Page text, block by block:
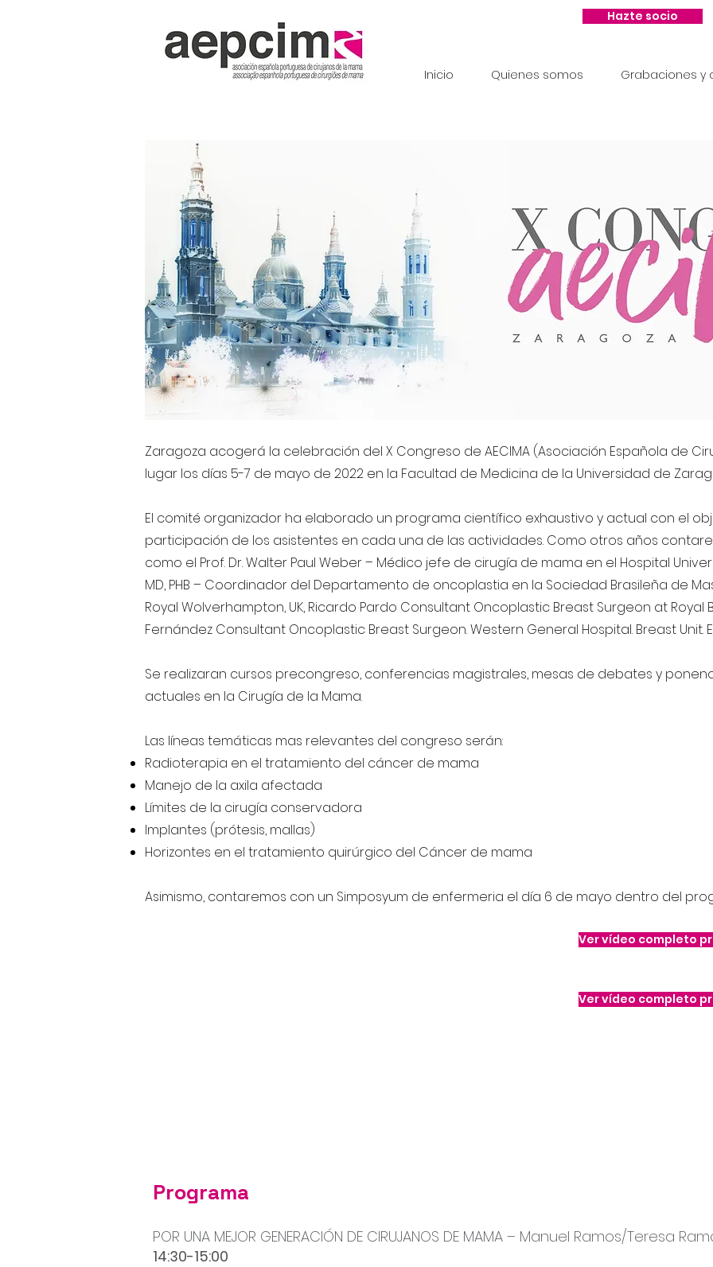
Hazte socio
Inicio Quienes somos Grabaciones y
Zaragoza acogerá la celebración del X Congreso de AECIMA (Asociación Española de
lugar los días 5-7 de mayo de 2022 en la Facultad de Medicina de la Universidad de
El comité organizador ha elaborado un programa científico exhaustivo y actual con el
participación de los asistentes en cada una de las actividades. Como otros años
como el Prof. Dr. Walter Paul Weber – Médico jefe de cirugía de mama en el Hospital
MD, PHB – Coordinador del Departamento de oncoplastia en la Sociedad Brasileña de
Royal Wolverhampton, UK, Ricardo Pardo Consultant Oncoplastic Breast Surgeon at Royal
Fernández Consultant Oncoplastic Breast Surgeon. Western General Hospital. Breast Unit.
Se realizaran cursos precongreso, conferencias magistrales, mesas de debates y
actuales en la Cirugía de la Mama.
Las líneas temáticas mas relevantes del congreso serán:
Radioterapia en el tratamiento del cáncer de mama
Manejo de la axila afectada
Límites de la cirugía conservadora
Implantes (prótesis, mallas)
Horizontes en el tratamiento quirúrgico del Cáncer de mama
Asimismo, contaremos con un Simposyum de enfermeria el día 6 de mayo dentro del
Ver vídeo completo
Ver vídeo completo
Programa
POR UNA MEJOR GENERACIÓN DE CIRUJANOS DE MAMA – Manuel Ramos/Teresa
14:30-15:00